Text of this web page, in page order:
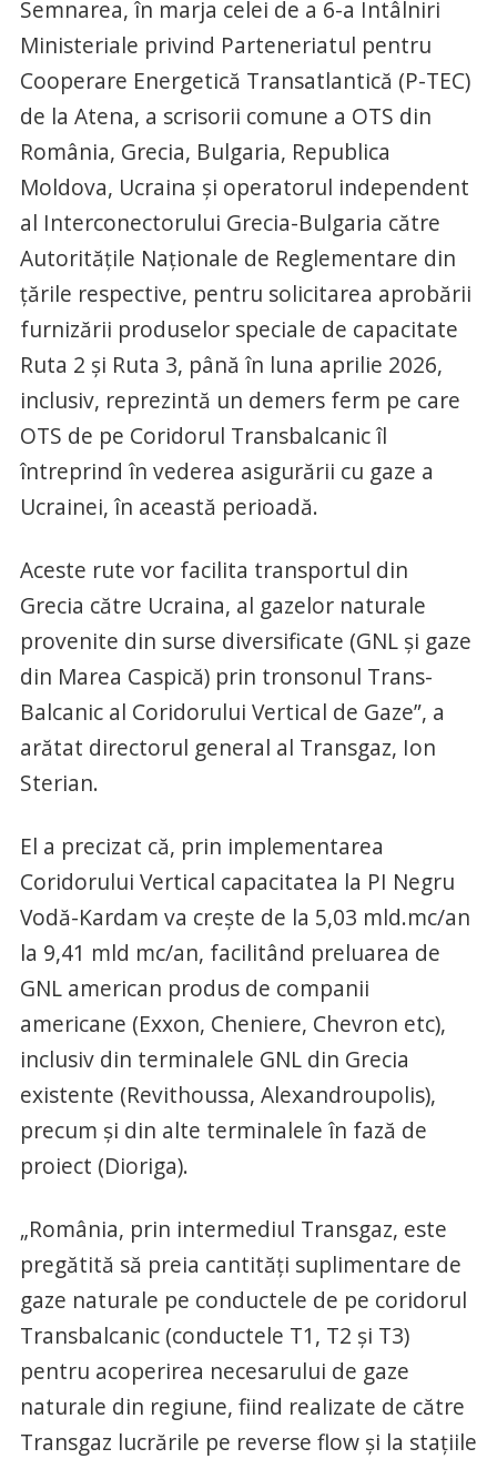
Semnarea, în marja celei de a 6-a Întâlniri
Ministeriale privind Parteneriatul pentru
Cooperare Energetică Transatlantică (P-TEC)
de la Atena, a scrisorii comune a OTS din
România, Grecia, Bulgaria, Republica
Moldova, Ucraina şi operatorul independent
al Interconectorului Grecia-Bulgaria către
Autorităţile Naţionale de Reglementare din
ţările respective, pentru solicitarea aprobării
furnizării produselor speciale de capacitate
Ruta 2 şi Ruta 3, până în luna aprilie 2026,
inclusiv, reprezintă un demers ferm pe care
OTS de pe Coridorul Transbalcanic îl
întreprind în vederea asigurării cu gaze a
Ucrainei, în această perioadă.
Aceste rute vor facilita transportul din
Grecia către Ucraina, al gazelor naturale
provenite din surse diversificate (GNL şi gaze
din Marea Caspică) prin tronsonul Trans-
Balcanic al Coridorului Vertical de Gaze”, a
arătat directorul general al Transgaz, Ion
Sterian.
El a precizat că, prin implementarea
Coridorului Vertical capacitatea la PI Negru
Vodă-Kardam va creşte de la 5,03 mld.mc/an
la 9,41 mld mc/an, facilitând preluarea de
GNL american produs de companii
americane (Exxon, Cheniere, Chevron etc),
inclusiv din terminalele GNL din Grecia
existente (Revithoussa, Alexandroupolis),
precum şi din alte terminalele în fază de
proiect (Dioriga).
„România, prin intermediul Transgaz, este
pregătită să preia cantităţi suplimentare de
gaze naturale pe conductele de pe coridorul
Transbalcanic (conductele T1, T2 şi T3)
pentru acoperirea necesarului de gaze
naturale din regiune, fiind realizate de către
Transgaz lucrările pe reverse flow şi la staţiile